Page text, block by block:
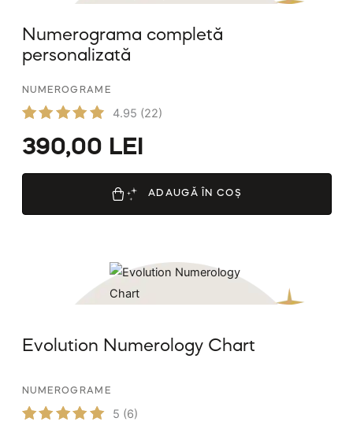
Numerograma completă
personalizată
NUMEROGRAME
la
din 5
4.95 (22)
390,00 LEI
ADAUGĂ ÎN COȘ
Evolution Numerology Chart
NUMEROGRAME
5 (6)